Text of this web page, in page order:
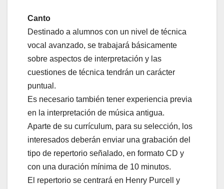
Canto
Destinado a alumnos con un nivel de técnica
vocal avanzado, se trabajará básicamente
sobre aspectos de interpretación y las
cuestiones de técnica tendrán un carácter
puntual.
Es necesario también tener experiencia previa
en la interpretación de música antigua.
Aparte de su currículum, para su selección, los
interesados deberán enviar una grabación del
tipo de repertorio señalado, en formato CD y
con una duración mínima de 10 minutos.
El repertorio se centrará en Henry Purcell y